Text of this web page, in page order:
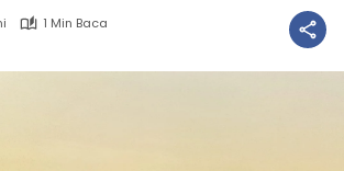
1 Min Baca